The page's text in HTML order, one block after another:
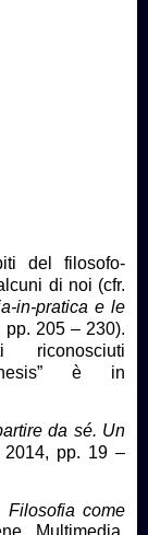
del filosofo-
di noi (cfr.
in-pratica e le
pp. 205 – 230).
riconosciuti
è in
da sé. Un
2014, pp. 19 –
Filosofia come